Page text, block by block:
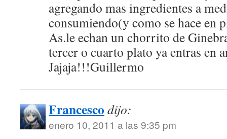
agregando mas ingredientes a
consumiendo(y como se hace en
As.le echan un chorrito de
tercer o cuarto plato ya entras en
Jajaja!!!Guillermo
Francesco dijo:
enero 10, 2011 a las 9:35 pm